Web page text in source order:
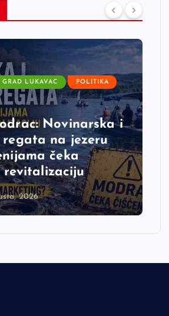
GRAD LUKAVAC POLITIKA
Novinarska i
regata na jezeru
čeka
revitalizaciju
2026